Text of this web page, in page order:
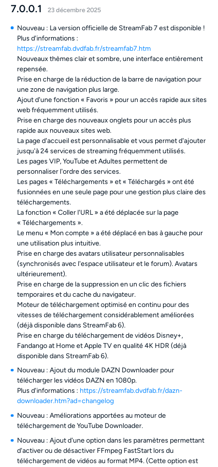
7.0.0.1 23 décembre 2025
Nouveau : La version officielle de StreamFab 7 est disponible !
Plus d'informations :
https://streamfab.dvdfab.fr/streamfab7.htm
Nouveaux thèmes clair et sombre, une interface entièrement
repensée.
Prise en charge de la réduction de la barre de navigation pour
une zone de navigation plus large.
Ajout d'une fonction « Favoris » pour un accès rapide aux sites
web fréquemment utilisés.
Prise en charge des nouveaux onglets pour un accès plus
rapide aux nouveaux sites web.
La page d'accueil est personnalisable et vous permet d'ajouter
jusqu'à 24 services de streaming fréquemment utilisés.
Les pages VIP, YouTube et Adultes permettent de
personnaliser l'ordre des services.
Les pages « Téléchargements » et « Téléchargés » ont été
fusionnées en une seule page pour une gestion plus claire des
téléchargements.
La fonction « Coller l'URL » a été déplacée sur la page
« Téléchargements ».
Le menu « Mon compte » a été déplacé en bas à gauche pour
une utilisation plus intuitive.
Prise en charge des avatars utilisateur personnalisables
(synchronisés avec l'espace utilisateur et le forum). Avatars
ultérieurement).
Prise en charge de la suppression en un clic des fichiers
temporaires et du cache du navigateur.
Moteur de téléchargement optimisé en continu pour des
vitesses de téléchargement considérablement améliorées
(déjà disponible dans StreamFab 6).
Prise en charge du téléchargement de vidéos Disney+,
Fandango at Home et Apple TV en qualité 4K HDR (déjà
disponible dans StreamFab 6).
Nouveau : Ajout du module DAZN Downloader pour
télécharger les vidéos DAZN en 1080p.
Plus d'informations : https://streamfab.dvdfab.fr/dazn-
downloader.htm?ad=changelog
Nouveau : Améliorations apportées au moteur de
téléchargement de YouTube Downloader.
Nouveau : Ajout d'une option dans les paramètres permettant
d'activer ou de désactiver FFmpeg FastStart lors du
téléchargement de vidéos au format MP4. (Cette option est